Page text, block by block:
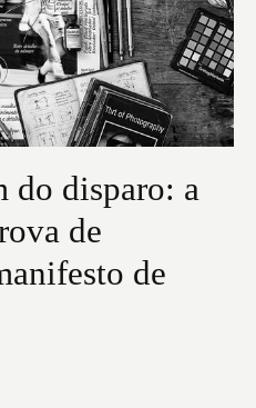
do disparo: a
de
de